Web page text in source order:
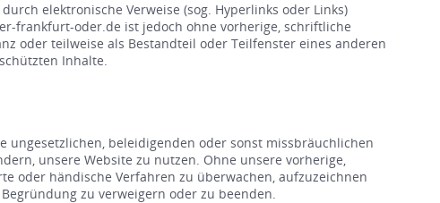
elektronische Verweise (sog. Hyperlinks oder Links)
frankfurt-oder.de ist jedoch ohne vorherige, schriftliche
oder teilweise als Bestandteil oder Teilfenster eines anderen
Inhalte.
ungesetzlichen, beleidigenden oder sonst missbräuchlichen
unsere Website zu nutzen. Ohne unsere vorherige,
oder händische Verfahren zu überwachen, aufzuzeichnen
zu verweigern oder zu beenden.